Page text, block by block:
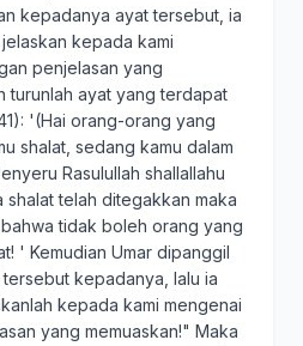
kepadanya ayat tersebut, ia
kepada kami
penjelasan yang
turunlah ayat yang terdapat
'(Hai orang-orang yang
shalat, sedang kamu dalam
Rasulullah shallallahu
shalat telah ditegakkan maka
tidak boleh orang yang
' Kemudian Umar dipanggil
kepadanya, lalu ia
kepada kami mengenai
yang memuaskan!" Maka